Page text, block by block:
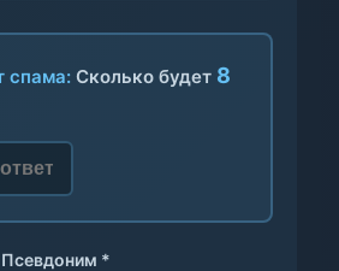
спама: Сколько будет 8
*